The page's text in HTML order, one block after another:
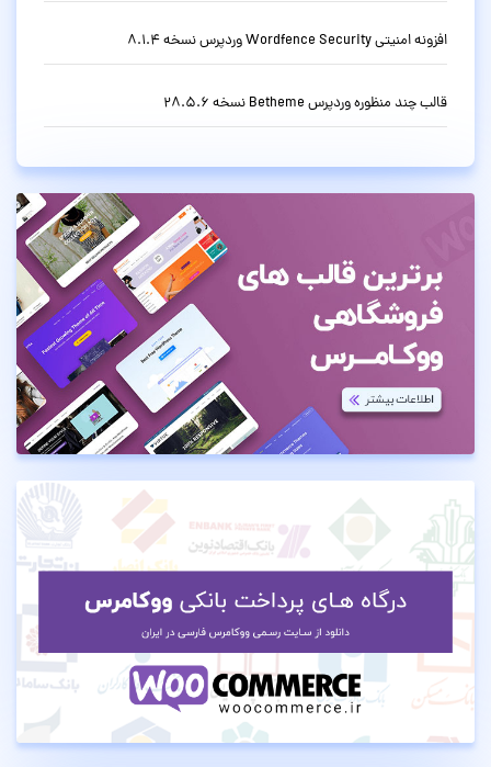
افزونه امنیتی Wordfence Security وردپرس نسخه 8.1.4
قالب چند منظوره وردپرس Betheme نسخه 28.5.6